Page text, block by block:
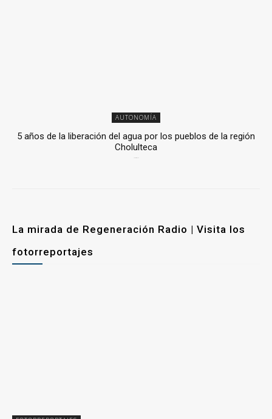
AUTONOMÍA
5 años de la liberación del agua por los pueblos de la región
Cholulteca
La mirada de Regeneración Radio | Visita los
fotorreportajes